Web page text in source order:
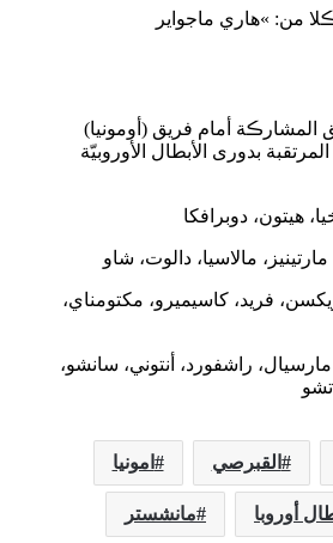
من: »هاري ماجواير
المشارڪة أمام فريق (أومونيا)
بدورى الأبطال الأوروبيّة
هيتون، دوبرافكا
مالاسيا، دالوت، شاو
فريد، كاسيميرو، مكتومناي،
راشفورد، أنتوني، سانشو،
القبرصي امونيا
أوروبا مانشستر